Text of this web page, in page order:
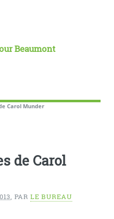
Beaumont
Carol Munder
de Carol
, PAR LE BUREAU